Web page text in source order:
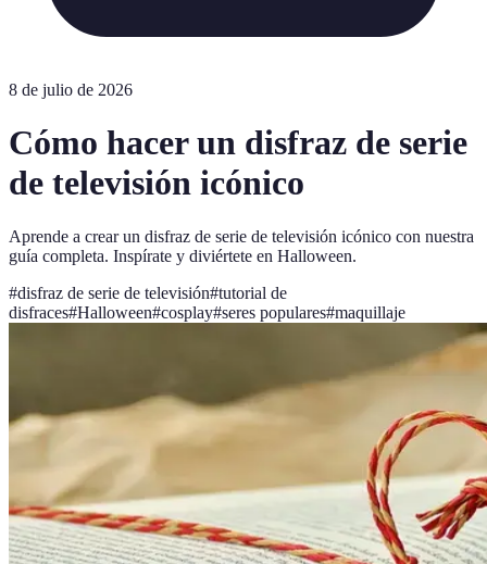
8 de julio de 2026
Cómo hacer un disfraz de serie
de televisión icónico
Aprende a crear un disfraz de serie de televisión icónico con nuestra
guía completa. Inspírate y diviértete en Halloween.
#disfraz de serie de televisión#tutorial de
disfraces#Halloween#cosplay#seres populares#maquillaje